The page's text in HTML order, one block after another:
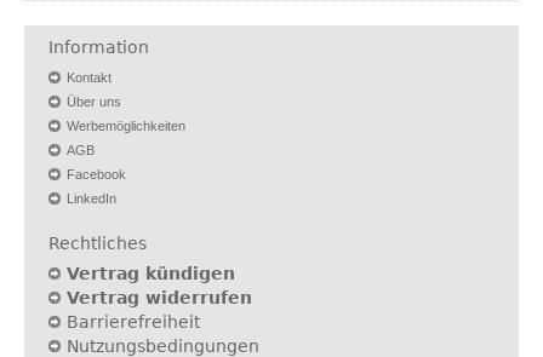
Information
Kontakt
Über uns
Werbemöglichkeiten
AGB
Facebook
LinkedIn
Rechtliches
Vertrag kündigen
Vertrag widerrufen
Barrierefreiheit
Nutzungsbedingungen